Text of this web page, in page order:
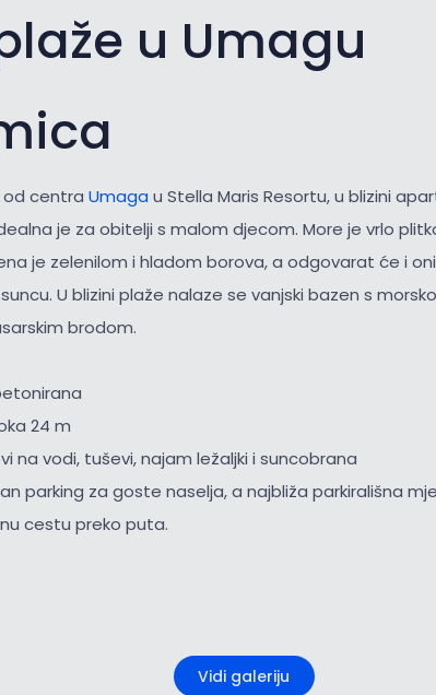
u Umagu
od centra Umaga u Stella Maris Resortu, u blizini
je za obitelji s malom djecom. More je vrlo
je zelenilom i hladom borova, a odgovarat će i
U blizini plaže nalaze se vanjski bazen s
brodom.
24 m
na vodi, tuševi, najam ležaljki i suncobrana
parking za goste naselja, a najbliža parkirališna
cestu preko puta.
Vidi galeriju